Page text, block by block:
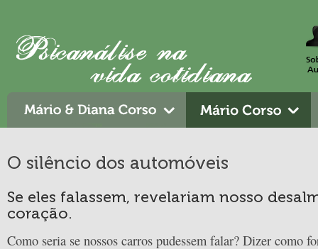
O silêncio dos automóveis
Se eles falassem, revelariam nosso
coração.
Como seria se nossos carros pudessem falar? Dizer como